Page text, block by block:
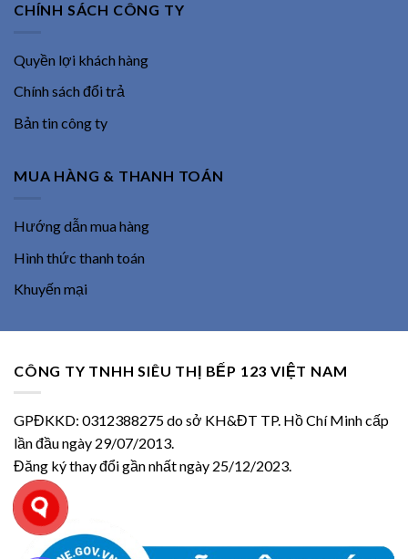
CHÍNH SÁCH CÔNG TY
Quyền lợi khách hàng
Chính sách đổi trả
Bản tin công ty
MUA HÀNG & THANH TOÁN
Hướng dẫn mua hàng
Hình thức thanh toán
Khuyến mại
CÔNG TY TNHH SIÊU THỊ BẾP 123 VIỆT NAM
GPĐKKD: 0312388275 do sở KH&ĐT TP. Hồ Chí Minh cấp
lần đầu ngày 29/07/2013.
Đăng ký thay đổi gần nhất ngày 25/12/2023.